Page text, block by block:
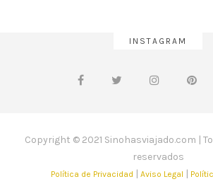
INSTAGRAM
Copyright © 2021 Sinohasviajado.com |
reservados
Política de Privacidad | Aviso Legal |